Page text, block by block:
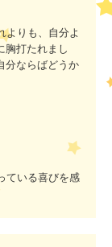
よりも、自分よ
胸打たれまし
分ならばどうか
ている喜びを感